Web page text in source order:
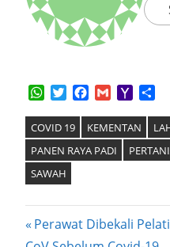
WhatsApp
TwitterFacebook
GmailYahoo
COVID 19 KEMENTAN
PANEN RAYA PADI
SAWAH
Post
Previous
Perawat Dibekali